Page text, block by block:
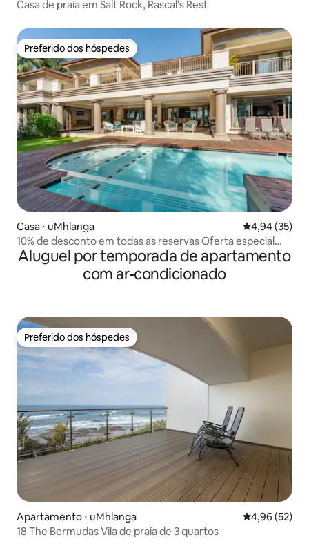
Casa de praia em Salt Rock, Rascal's Rest
Preferido dos hóspedes
Preferido dos hóspedes
Casa ⋅ uMhlanga 4,94 de uma
4,94 (35)
10% de desconto em todas as reservas Oferta especial
agora
Aluguel por temporada de apartamento
com ar-condicionado
Preferido dos hóspedes
Preferido dos hóspedes
Apartamento ⋅ uMhlanga 4,96 de uma
4,96 (52)
18 The Bermudas Vila de praia de 3 quartos